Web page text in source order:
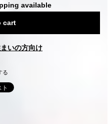
available
cart
いの方向け
る